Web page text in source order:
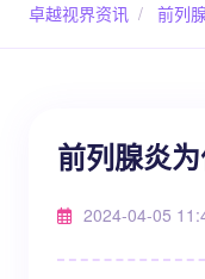
卓越视界资讯 / 前列
前列腺炎
2024-04-05